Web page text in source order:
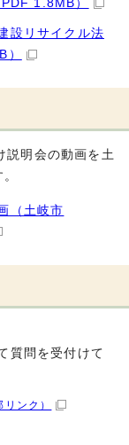
1.8MB）
設リサイクル法
説明会の動画を土
（土岐市
質問を受付けて
リンク）